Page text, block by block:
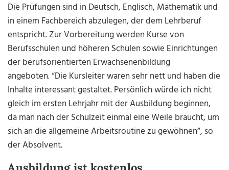
Die Prüfungen sind in Deutsch, Englisch, Mathematik und
in einem Fachbereich abzulegen, der dem Lehrberuf
entspricht. Zur Vorbereitung werden Kurse von
Berufsschulen und höheren Schulen sowie Einrichtungen
der berufsorientierten Erwachsenenbildung
angeboten. “Die Kursleiter waren sehr nett und haben die
Inhalte interessant gestaltet. Persönlich würde ich nicht
gleich im ersten Lehrjahr mit der Ausbildung beginnen,
da man nach der Schulzeit einmal eine Weile braucht, um
sich an die allgemeine Arbeitsroutine zu gewöhnen“, so
der Absolvent.